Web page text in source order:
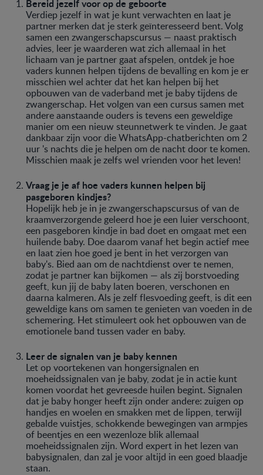
Bereid jezelf voor op de geboorte
Verdiep jezelf in wat je kunt verwachten en laat je
partner merken dat je sterk geïnteresseerd bent. Volg
samen een zwangerschapscursus — naast praktisch
advies, leer je waarderen wat zich allemaal in het
lichaam van je partner gaat afspelen, ontdek je hoe
vaders kunnen helpen tijdens de bevalling en kom je er
misschien wel achter dat het kan helpen bij het
opbouwen van de vaderband met je baby tijdens de
zwangerschap. Het volgen van een cursus samen met
andere aanstaande ouders is tevens een geweldige
manier om een nieuw steunnetwerk te vinden. Je gaat
dankbaar zijn voor die WhatsApp-chatberichten om 2
uur 's nachts die je helpen om de nacht door te komen.
Misschien maak je zelfs wel vrienden voor het leven!
Vraag je je af hoe vaders kunnen helpen bij
pasgeboren kindjes?
Hopelijk heb je in je zwangerschapscursus of van de
kraamverzorgende geleerd hoe je een luier verschoont,
een pasgeboren kindje in bad doet en omgaat met een
huilende baby. Doe daarom vanaf het begin actief mee
en laat zien hoe goed je bent in het verzorgen van
baby's. Bied aan om de nachtdienst over te nemen,
zodat je partner kan bijkomen — als zij borstvoeding
geeft, kun jij de baby laten boeren, verschonen en
daarna kalmeren. Als je zelf flesvoeding geeft, is dit een
geweldige kans om samen te genieten van voeden in de
schemering. Het stimuleert ook het opbouwen van de
emotionele band tussen vader en baby.
Leer de signalen van je baby kennen
Let op voortekenen van hongersignalen en
moeheidssignalen van je baby, zodat je in actie kunt
komen voordat het gevreesde huilen begint. Signalen
dat je baby honger heeft zijn onder andere: zuigen op
handjes en woelen en smakken met de lippen, terwijl
gebalde vuistjes, schokkende bewegingen van armpjes
of beentjes en een wezenloze blik allemaal
moeheidssignalen zijn. Word expert in het lezen van
babysignalen, dan zal je voor altijd in een goed blaadje
staan.